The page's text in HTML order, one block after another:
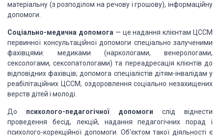
матеріальну (з розподілом на речову і грошову), інформаційну
допомоги.
Соціально-медична допомога — це надання клієнтам ЦССМ
первинної консультаційної допомоги спеціально залученими
фахівцями: медиками (наркологами, венерологами,
сексологами, сексопатологами) та переадресація клієнтів до
відповід­них фахівців; допомога спеціалістів дітям-інвалідам у
реабілі­таційних ЦССМ, оздоровлення соціально незахищених
верств дітей і молоді.
До психолого-педагогічної допомоги слід віднести
проведення бесід, лекцій, надання педагогічних порад і
психолого-корекційної допомоги. Об’єктом такої діяльності є